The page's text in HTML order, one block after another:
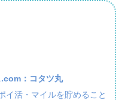
：コタツ丸
イ活・マイルを貯めること